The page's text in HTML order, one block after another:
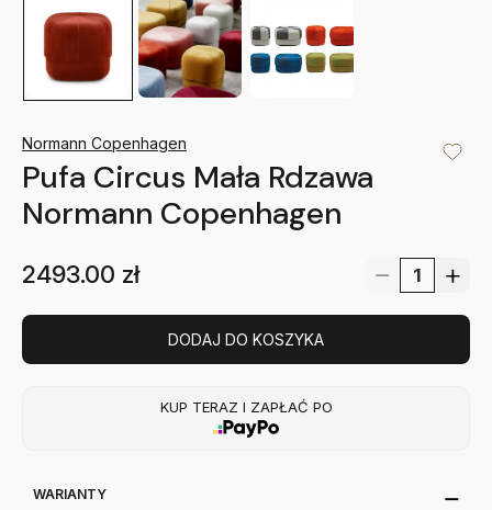
Normann Copenhagen
Pufa Circus Mała Rdzawa
Normann Copenhagen
2493.00 zł
DODAJ DO KOSZYKA
KUP TERAZ I ZAPŁAĆ PO
WARIANTY